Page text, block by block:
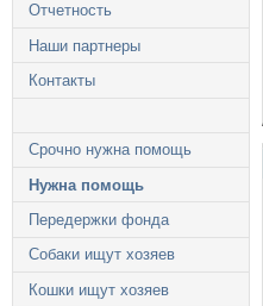
Отчетность
Наши партнеры
Контакты
Срочно нужна помощь
Нужна помощь
Передержки фонда
Собаки ищут хозяев
Кошки ищут хозяев